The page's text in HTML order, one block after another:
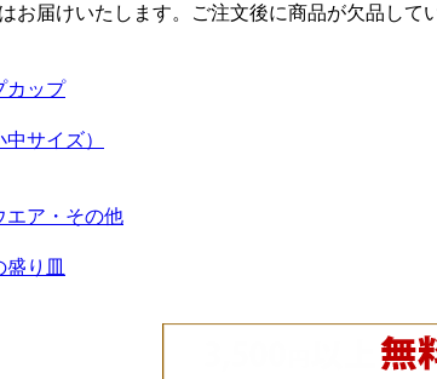
お届けいたします。ご注文後に商品が欠品し
カップ
サイズ）
エア・その他
り皿